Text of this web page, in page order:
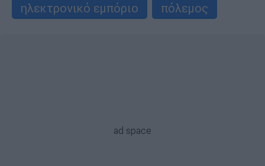
ηλεκτρονικό εμπόριο
πόλεμος